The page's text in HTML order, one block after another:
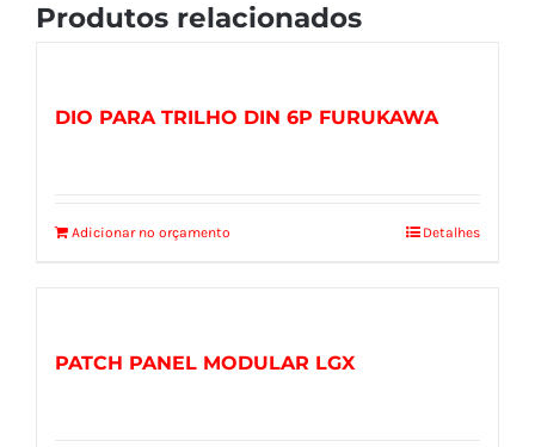
Produtos relacionados
DIO PARA TRILHO DIN 6P FURUKAWA
Adicionar no orçamento Detalhes
PATCH PANEL MODULAR LGX